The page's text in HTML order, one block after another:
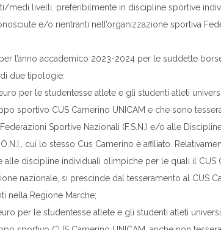
medi livelli, preferibilmente in discipline sportive
e/o rientranti nell’organizzazione sportiva
l’anno accademico 2023-2024 per le suddette
due tipologie:
per le studentesse atlete e gli studenti atleti
sportivo CUS Camerino UNICAM e che sono
Sportive Nazionali (F.S.N.) e/o alle
cui lo stesso Cus Camerino è affiliato.
alle discipline individuali olimpiche per le quali il CUS
nazionale, si prescinde dal tesseramento al CUS
nella Regione Marche;
per le studentesse atlete e gli studenti atleti